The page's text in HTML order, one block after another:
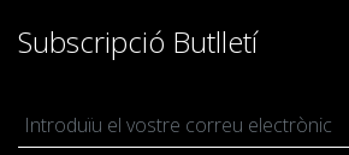
Subscripció Butlletí